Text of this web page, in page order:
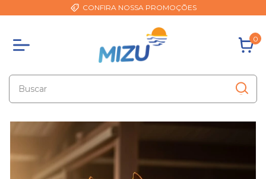
CONFIRA NOSSA PROMOÇÕES
0